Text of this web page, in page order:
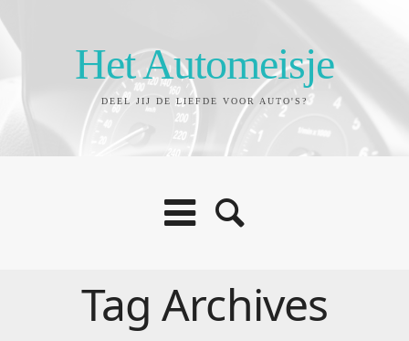
Het Automeisje
DEEL JIJ DE LIEFDE VOOR AUTO'S?
Tag Archives